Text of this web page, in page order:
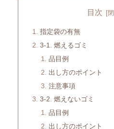
目次
指定袋の有無
3-1. 燃えるゴミ
品目例
出し方のポイント
注意事項
3-2. 燃えないゴミ
品目例
出し方のポイント